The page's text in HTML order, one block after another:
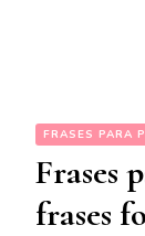
FRASES PARA
Frases
frases